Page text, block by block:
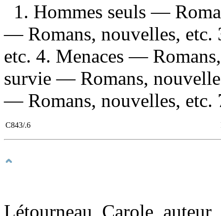
1. Hommes seuls —
— Romans, nouvelles, etc.
etc. 4. Menaces —
survie — Romans,
— Romans, nouvelles, etc.
C843/.6
Létourneau, Carole, auteur